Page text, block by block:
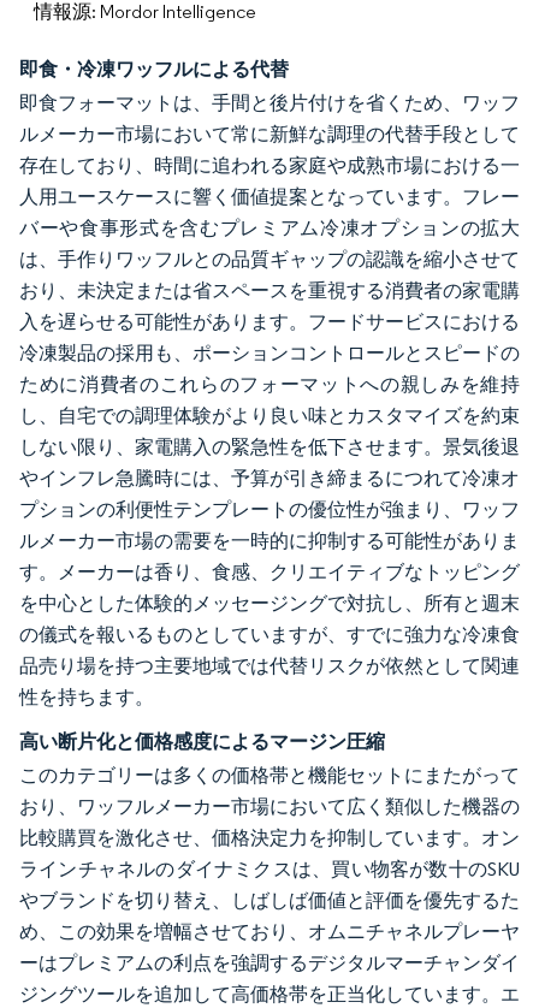
情報源: Mordor Intelligence
即食・冷凍ワッフルによる代替
即食フォーマットは、手間と後片付けを省くため、ワッフ
ルメーカー市場において常に新鮮な調理の代替手段として
存在しており、時間に追われる家庭や成熟市場における一
人用ユースケースに響く価値提案となっています。フレー
バーや食事形式を含むプレミアム冷凍オプションの拡大
は、手作りワッフルとの品質ギャップの認識を縮小させて
おり、未決定または省スペースを重視する消費者の家電購
入を遅らせる可能性があります。フードサービスにおける
冷凍製品の採用も、ポーションコントロールとスピードの
ために消費者のこれらのフォーマットへの親しみを維持
し、自宅での調理体験がより良い味とカスタマイズを約束
しない限り、家電購入の緊急性を低下させます。景気後退
やインフレ急騰時には、予算が引き締まるにつれて冷凍オ
プションの利便性テンプレートの優位性が強まり、ワッフ
ルメーカー市場の需要を一時的に抑制する可能性がありま
す。メーカーは香り、食感、クリエイティブなトッピング
を中心とした体験的メッセージングで対抗し、所有と週末
の儀式を報いるものとしていますが、すでに強力な冷凍食
品売り場を持つ主要地域では代替リスクが依然として関連
性を持ちます。
高い断片化と価格感度によるマージン圧縮
このカテゴリーは多くの価格帯と機能セットにまたがって
おり、ワッフルメーカー市場において広く類似した機器の
比較購買を激化させ、価格決定力を抑制しています。オン
ラインチャネルのダイナミクスは、買い物客が数十のSKU
やブランドを切り替え、しばしば価値と評価を優先するた
め、この効果を増幅させており、オムニチャネルプレーヤ
ーはプレミアムの利点を強調するデジタルマーチャンダイ
ジングツールを追加して高価格帯を正当化しています。エ